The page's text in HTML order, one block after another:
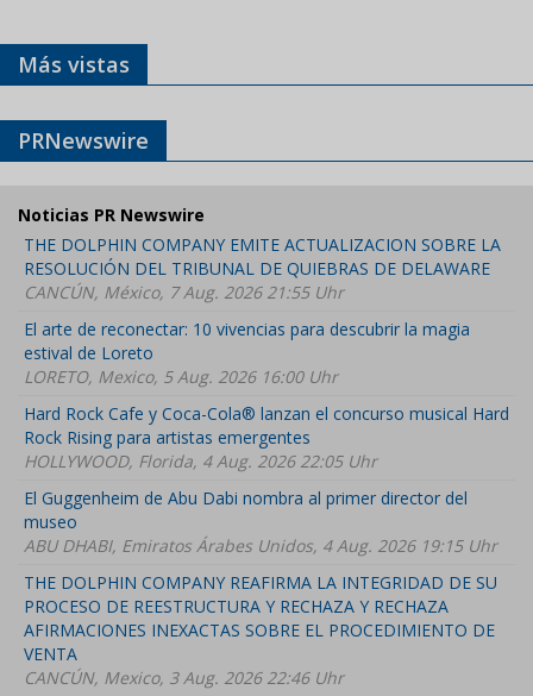
Más vistas
PRNewswire
Noticias PR Newswire
THE DOLPHIN COMPANY EMITE ACTUALIZACION SOBRE LA
RESOLUCIÓN DEL TRIBUNAL DE QUIEBRAS DE DELAWARE
CANCÚN, México, 7 Aug. 2026 21:55 Uhr
El arte de reconectar: 10 vivencias para descubrir la magia
estival de Loreto
LORETO, Mexico, 5 Aug. 2026 16:00 Uhr
Hard Rock Cafe y Coca-Cola® lanzan el concurso musical Hard
Rock Rising para artistas emergentes
HOLLYWOOD, Florida, 4 Aug. 2026 22:05 Uhr
El Guggenheim de Abu Dabi nombra al primer director del
museo
ABU DHABI, Emiratos Árabes Unidos, 4 Aug. 2026 19:15 Uhr
THE DOLPHIN COMPANY REAFIRMA LA INTEGRIDAD DE SU
PROCESO DE REESTRUCTURA Y RECHAZA Y RECHAZA
AFIRMACIONES INEXACTAS SOBRE EL PROCEDIMIENTO DE
VENTA
CANCÚN, Mexico, 3 Aug. 2026 22:46 Uhr